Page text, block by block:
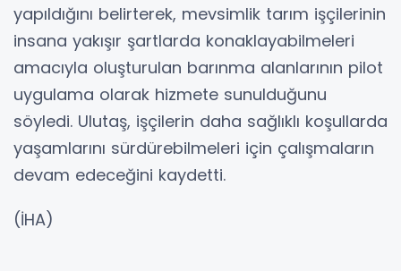
yapıldığını belirterek, mevsimlik tarım işçilerinin
insana yakışır şartlarda konaklayabilmeleri
amacıyla oluşturulan barınma alanlarının pilot
uygulama olarak hizmete sunulduğunu
söyledi. Ulutaş, işçilerin daha sağlıklı koşullarda
yaşamlarını sürdürebilmeleri için çalışmaların
devam edeceğini kaydetti.
(İHA)